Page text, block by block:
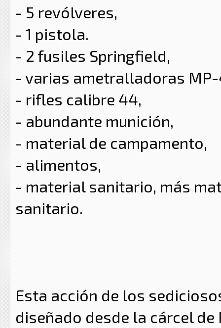
- 5 revólveres,
- 1 pistola.
- 2 fusiles Springfield,
- varias ametralladoras
- rifles calibre 44,
- abundante munición,
- material de campamento,
- alimentos,
- material sanitario, más
sanitario.
Esta acción de los
diseñado desde la cárcel de